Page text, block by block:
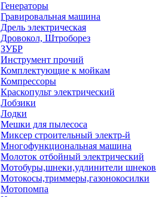
Генераторы
Гравировальная машина
Дрель электрическая
Дровокол, Штроборез
ЗУБР
Инструмент прочий
Комплектующие к мойкам
Компрессоры
Краскопульт электрический
Лобзики
Лодки
Мешки для пылесоса
Миксер строительный электр-й
Многофункциональная машина
Молоток отбойный электрический
Мотобуры,шнеки,удлинители шнеков
Мотокосы,триммеры,газонокосилки
Мотопомпа